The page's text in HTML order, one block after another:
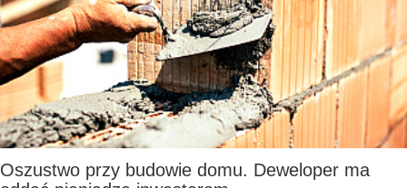
Oszustwo przy budowie domu. Deweloper ma